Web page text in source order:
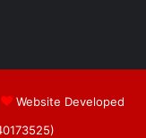
Website Developed